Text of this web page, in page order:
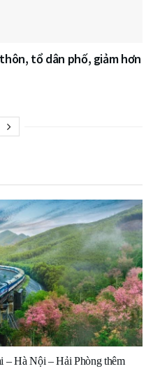
tổ dân phố, giảm hơn
– Hà Nội – Hải Phòng thêm